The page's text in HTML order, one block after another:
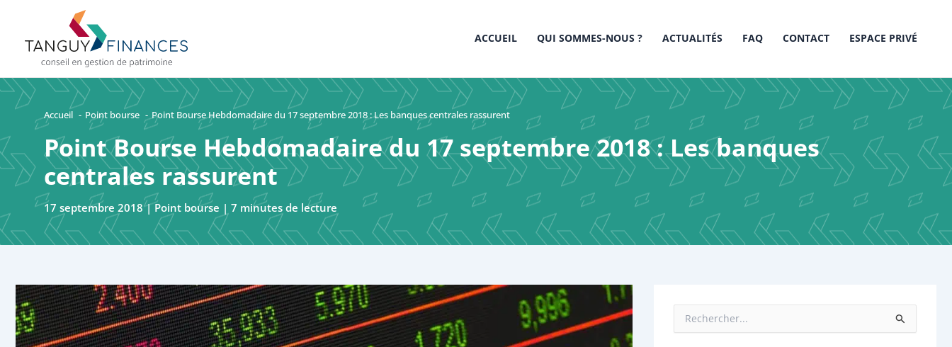
contenu
ACCUEIL QUI SOMMES-NOUS ? ACTUALITÉS FAQ CONTACT ESPACE PRIVÉ
Accueil Point bourse Point Bourse Hebdomadaire du 17 septembre 2018 : Les banques centrales rassurent
Point Bourse Hebdomadaire du 17 septembre 2018 : Les banques
centrales rassurent
17 septembre 2018|Point bourse | 7 minutes de lecture
e